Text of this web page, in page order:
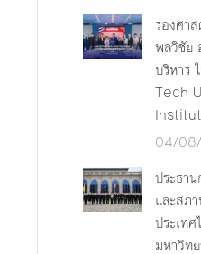
รองศา
พลวิชัย
บริหาร
Tech
04/
ประธา
และสภ
ประเท
มหาวิท